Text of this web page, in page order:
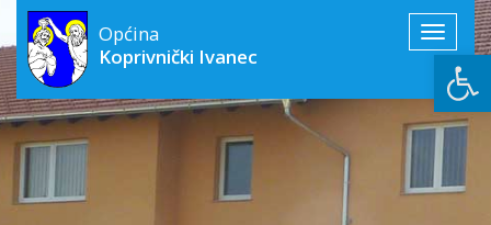
Toggle
Općina
Koprivnički Ivanec